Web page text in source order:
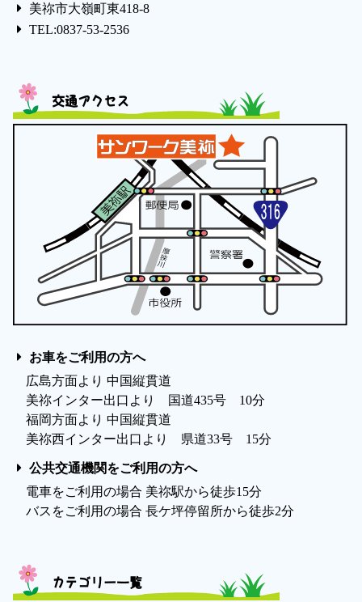
美祢市大嶺町東418-8
TEL:0837-53-2536
交通アクセス
お車をご利用の方へ
広島方面より 中国縦貫道
美祢インター出口より 国道435号 10分
福岡方面より 中国縦貫道
美祢西インター出口より 県道33号 15分
公共交通機関をご利用の方へ
電車をご利用の場合 美祢駅から徒歩15分
バスをご利用の場合 長ケ坪停留所から徒歩2分
カテゴリー一覧